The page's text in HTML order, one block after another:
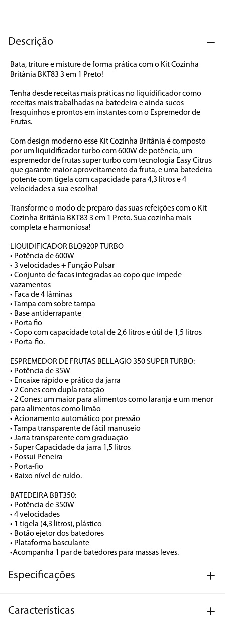
Descrição
Bata, triture e misture de forma prática com o Kit Cozinha
Britânia BKT83 3 em 1 Preto!
Tenha desde receitas mais práticas no liquidificador como
receitas mais trabalhadas na batedeira e ainda sucos
fresquinhos e prontos em instantes com o Espremedor de
Frutas.
Com design moderno esse Kit Cozinha Britânia é composto
por um liquidificador turbo com 600W de potência, um
espremedor de frutas super turbo com tecnologia Easy Citrus
que garante maior aproveitamento da fruta, e uma batedeira
potente com tigela com capacidade para 4,3 litros e 4
velocidades a sua escolha!
Transforme o modo de preparo das suas refeições com o Kit
Cozinha Britânia BKT83 3 em 1 Preto. Sua cozinha mais
completa e harmoniosa!
LIQUIDIFICADOR BLQ920P TURBO
• Potência de 600W
• 3 velocidades + Função Pulsar
• Conjunto de facas integradas ao copo que impede
vazamentos
• Faca de 4 lâminas
• Tampa com sobre tampa
• Base antiderrapante
• Porta fio
• Copo com capacidade total de 2,6 litros e útil de 1,5 litros
• Porta-fio.
ESPREMEDOR DE FRUTAS BELLAGIO 350 SUPER TURBO:
• Potência de 35W
• Encaixe rápido e prático da jarra
• 2 Cones com dupla rotação
• 2 Cones: um maior para alimentos como laranja e um menor
para alimentos como limão
• Acionamento automático por pressão
• Tampa transparente de fácil manuseio
• Jarra transparente com graduação
• Super Capacidade da jarra 1,5 litros
• Possui Peneira
• Porta-fio
• Baixo nível de ruído.
BATEDEIRA BBT350:
• Potência de 350W
• 4 velocidades
• 1 tigela (4,3 litros), plástico
• Botão ejetor dos batedores
• Plataforma basculante
•Acompanha 1 par de batedores para massas leves.
Especificações
Características
9º forno
10º ventilador